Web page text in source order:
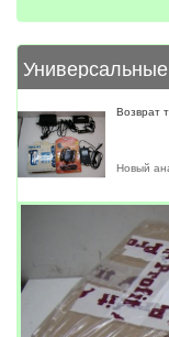
Возврат
Новый